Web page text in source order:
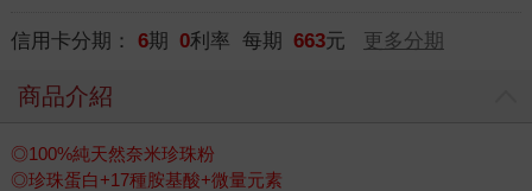
信用卡分期： 6期 0利率 每期 663元 更多分期
商品介紹
◎100%純天然奈米珍珠粉
◎珍珠蛋白+17種胺基酸+微量元素